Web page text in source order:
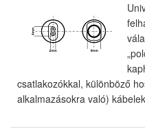
csatlakozókkal, különböző
alkalmazásokra való)